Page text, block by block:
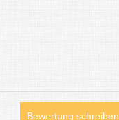
Bewertung schreiben